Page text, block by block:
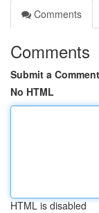
Comments
Comments
Submit a Comment
No HTML
HTML is disabled